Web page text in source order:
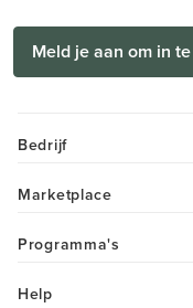
Meld je aan om in
Bedrijf
Marketplace
Programma's
Help